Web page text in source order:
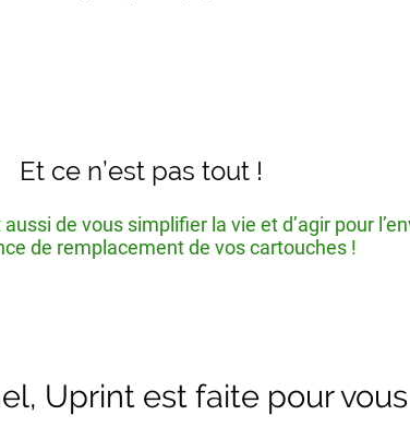
Et ce n’est pas tout !
de vous simplifier la vie et d’agir pour
de remplacement de vos cartouches !
Uprint est faite pour vous